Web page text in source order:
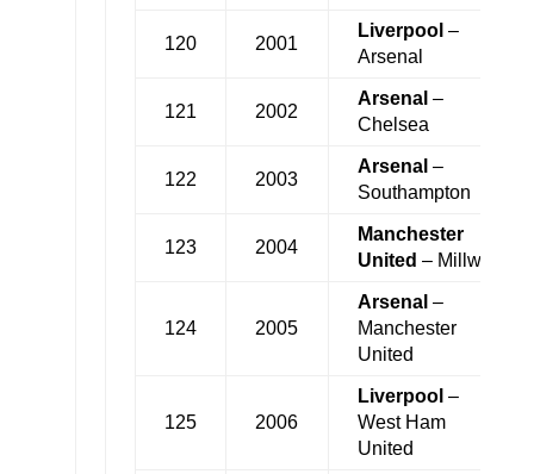
120 2001
Liverpool –
Arsenal
121 2002
Arsenal –
Chelsea
122 2003
Arsenal –
Southampton
123 2004
Manchester
United – Millwall
124 2005
Arsenal –
Manchester
United
125 2006
Liverpool –
West Ham
United